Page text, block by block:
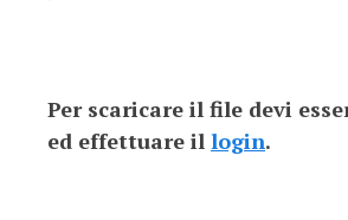
Per scaricare il file devi
ed effettuare il login.